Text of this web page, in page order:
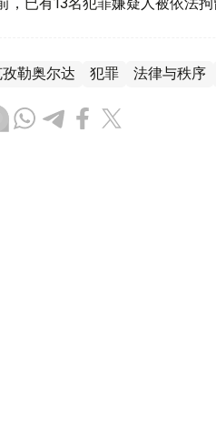
孜勒奥尔达 犯罪 法律与秩序